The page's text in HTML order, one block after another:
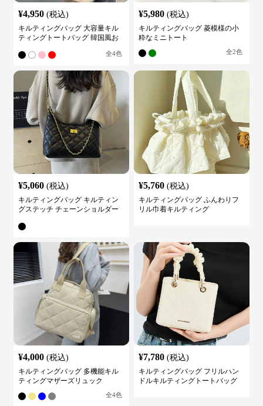
¥4,950 (税込)
キルティングバッグ 大容量キル
ティングトートバッグ 韓国風お
全4色
¥5,980 (税込)
キルティングバッグ 菱模様の小
粋なミニトート
全2色
¥5,060 (税込)
キルティングバッグ キルティン
グステッチ チェーンショルダー
¥5,760 (税込)
キルティングバッグ ふんわりフ
リル巾着キルティング
¥4,000 (税込)
キルティングバッグ 多機能キル
ティングマザーズリュック
全4色
¥7,780 (税込)
キルティングバッグ フリルハン
ドルキルティングトートバッグ